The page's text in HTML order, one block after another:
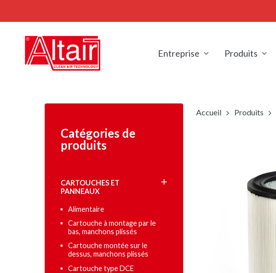
Entreprise Produits
Catégories de
produits
CARTOUCHES ET
PANNEAUX
Alimentaire
Cartouche à montage par le
bas, manchons plissés
Cartouche montée sur le
dessus, manchons plissés
Cartouche type DCE
Accueil Produits